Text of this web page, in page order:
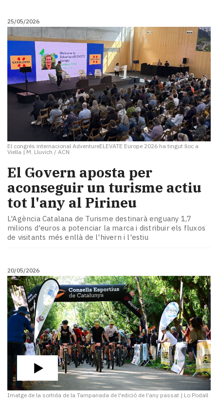
25/05/2026
El congrés internacional AdventureELEVATE Europe 2026 ha tingut lloc a
Viella |M. Lluvich / ACN
El Govern aposta per
aconseguir un turisme actiu
tot l'any al Pirineu
L'Agència Catalana de Turisme destinarà enguany 1,7
milions d'euros a potenciar la marca i distribuir els fluxos
de visitants més enllà de l'hivern i l'estiu
20/05/2026
Imatge de la sortida de la Tampanada de l'edició de l'any passat | Lo Podall